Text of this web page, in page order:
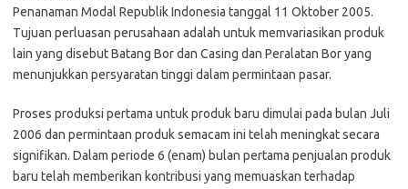
Penanaman Modal Republik Indonesia tanggal 11 Oktober 2005.
Tujuan perluasan perusahaan adalah untuk memvariasikan produk
lain yang disebut Batang Bor dan Casing dan Peralatan Bor yang
menunjukkan persyaratan tinggi dalam permintaan pasar.
Proses produksi pertama untuk produk baru dimulai pada bulan Juli
2006 dan permintaan produk semacam ini telah meningkat secara
signifikan. Dalam periode 6 (enam) bulan pertama penjualan produk
baru telah memberikan kontribusi yang memuaskan terhadap